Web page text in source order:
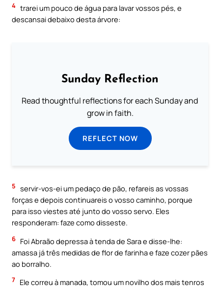
4 trarei um pouco de água para lavar vossos pés, e
descansai debaixo desta árvore:
Sunday Reflection
Read thoughtful reflections for each Sunday and
grow in faith.
REFLECT NOW
5 servir-vos-ei um pedaço de pão, refareis as vossas
forças e depois continuareis o vosso caminho, porque
para isso viestes até junto do vosso servo. Eles
responderam: faze como disseste.
6 Foi Abraão depressa à tenda de Sara e disse-lhe:
amassa já três medidas de flor de farinha e faze cozer pães
ao borralho.
7 Ele correu à manada, tomou um novilho dos mais tenros